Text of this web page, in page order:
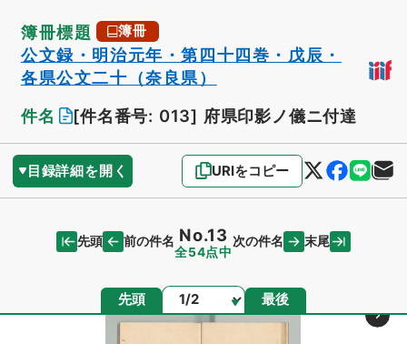
簿冊標題 簿冊
公文録・明治元年・第四十四巻・戊辰・
各県公文二十（奈良県）
件名
[件名番号: 013] 府県印影ノ儀ニ付達
目録詳細を開く URIをコピー
先頭 前の件名 No.13
全54点中
次の件名 末尾
先頭 ページ 最後